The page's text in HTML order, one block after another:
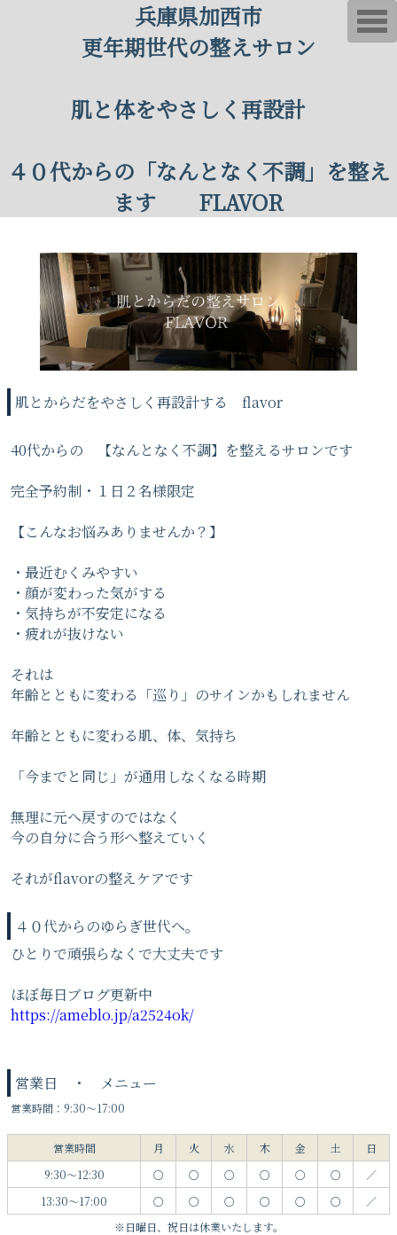
兵庫県加西市
更年期世代の整えサロン
肌と体をやさしく再設計
４０代からの「なんとなく不調」を整え
ます FLAVOR
肌とからだをやさしく再設計する flavor
40代からの 【なんとなく不調】を整えるサロンです
完全予約制・１日２名様限定
【こんなお悩みありませんか？】
・最近むくみやすい
・顔が変わった気がする
・気持ちが不安定になる
・疲れが抜けない
それは
年齢とともに変わる「巡り」のサインかもしれません
年齢とともに変わる肌、体、気持ち
「今までと同じ」が通用しなくなる時期
無理に元へ戻すのではなく
今の自分に合う形へ整えていく
それがflavorの整えケアです
４０代からのゆらぎ世代へ。
ひとりで頑張らなくで大丈夫です
ほぼ毎日ブログ更新中
https://ameblo.jp/a2524ok/
営業日 ・ メニュー
営業時間：9:30～17:00
営業時間 月 火 水 木 金 土
日
9:30～12:30
○ ○ ○ ○ ○ ○
／
13:30～17:00
○ ○ ○ ○ ○ ○
／
※日曜日、祝日は休業いたします。
T
o
g
a
t
n